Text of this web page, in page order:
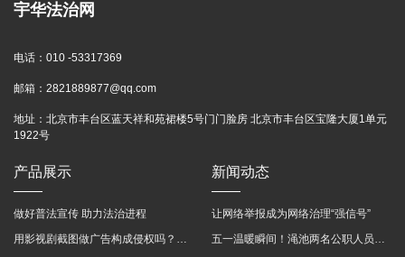
宇华法治网
电话： 010 -53317369
邮箱： 2821889877@qq.com
地址： 北京市丰台区蓝天祥和苑裙楼5号门门脸房 北京市丰台区宝隆大厦1单元
1922号
产品展示
做好普法宣传 助力法治进程
用影视剧截图做广告构成侵权吗？法院这样判
新闻动态
让网络举报成为网络治理“强信号”
五一温暖瞬间！渑池两名公职人员，路遇车祸挺身而出